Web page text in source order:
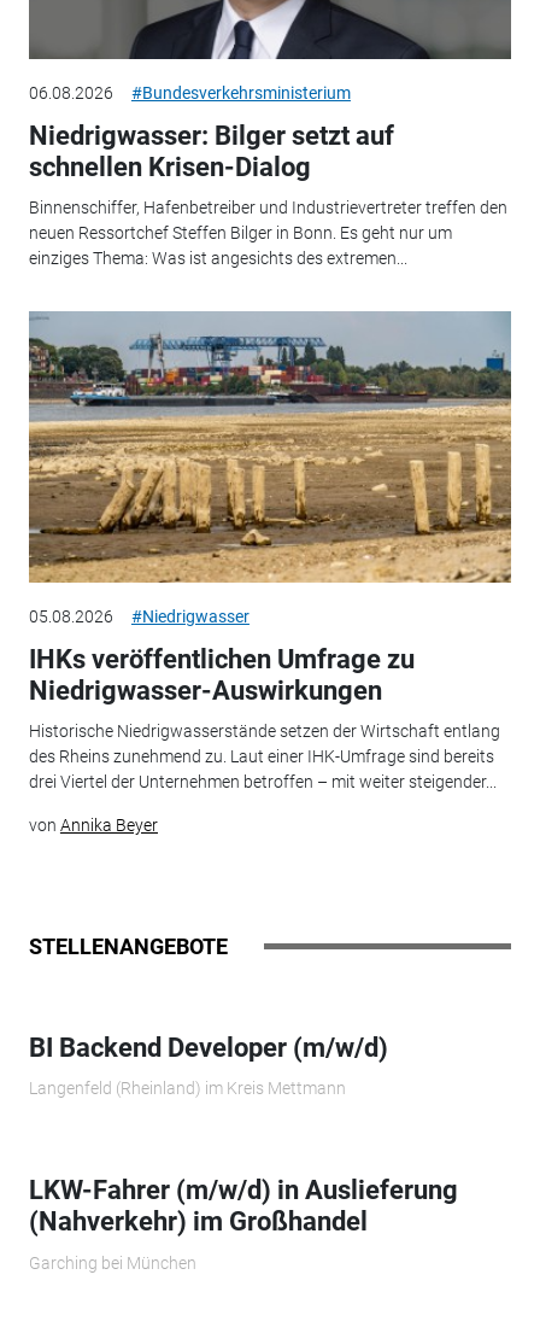
06.08.2026 #Bundesverkehrsministerium
Niedrigwasser: Bilger setzt auf
schnellen Krisen-Dialog
Binnenschiffer, Hafenbetreiber und Industrievertreter treffen den
neuen Ressortchef Steffen Bilger in Bonn. Es geht nur um
einziges Thema: Was ist angesichts des extremen...
05.08.2026 #Niedrigwasser
IHKs veröffentlichen Umfrage zu
Niedrigwasser-Auswirkungen
Historische Niedrigwasserstände setzen der Wirtschaft entlang
des Rheins zunehmend zu. Laut einer IHK-Umfrage sind bereits
drei Viertel der Unternehmen betroffen – mit weiter steigender...
von Annika Beyer
STELLENANGEBOTE
BI Backend Developer (m/w/d)
Langenfeld (Rheinland) im Kreis Mettmann
LKW-Fahrer (m/w/d) in Auslieferung
(Nahverkehr) im Großhandel
Garching bei München